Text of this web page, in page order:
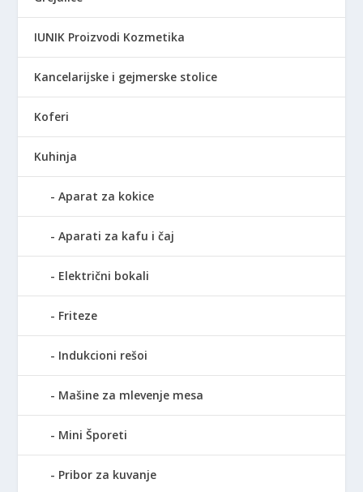
IUNIK Proizvodi Kozmetika
Kancelarijske i gejmerske stolice
Koferi
Kuhinja
Aparat za kokice
Aparati za kafu i čaj
Električni bokali
Friteze
Indukcioni rešoi
Mašine za mlevenje mesa
Mini Šporeti
Pribor za kuvanje